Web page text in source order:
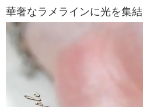
華奢なラメラインに光を集結